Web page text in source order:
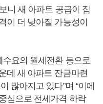
니 새 아파트 공급이 집
이 더 낮아질 가능성이
수요의 월세전환 등으로
데 새 아파트 잔금마련
많아지고 있다”며 “이에
심으로 전세가격 하락